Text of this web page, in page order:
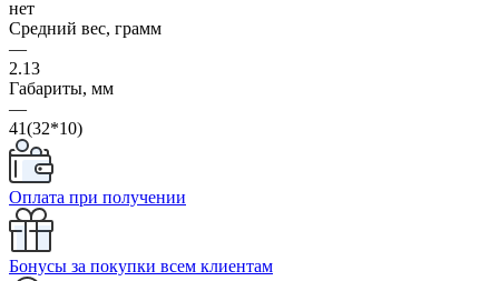
нет
Средний вес, грамм
—
2.13
Габариты, мм
—
41(32*10)
Оплата при получении
Бонусы за покупки всем клиентам